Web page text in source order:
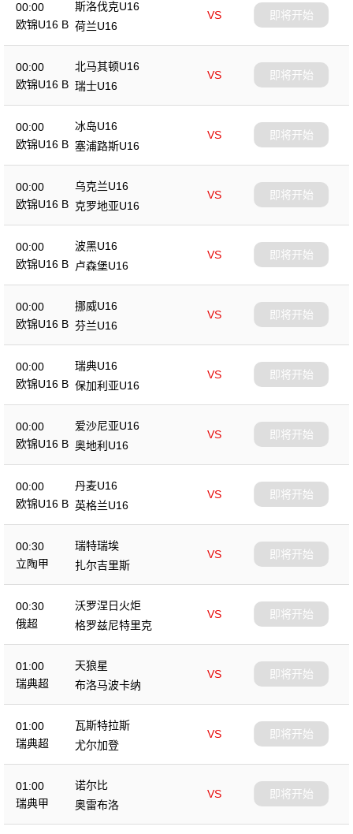
00:00
欧锦U16 B
斯洛伐克U16
VS
荷兰U16
即将开始
00:00
欧锦U16 B
北马其顿U16
VS
瑞士U16
即将开始
00:00
欧锦U16 B
冰岛U16
VS
塞浦路斯U16
即将开始
00:00
欧锦U16 B
乌克兰U16
VS
克罗地亚U16
即将开始
00:00
欧锦U16 B
波黑U16
VS
卢森堡U16
即将开始
00:00
欧锦U16 B
挪威U16
VS
芬兰U16
即将开始
00:00
欧锦U16 B
瑞典U16
VS
保加利亚U16
即将开始
00:00
欧锦U16 B
爱沙尼亚U16
VS
奥地利U16
即将开始
00:00
欧锦U16 B
丹麦U16
VS
英格兰U16
即将开始
00:30
立陶甲
瑞特瑞埃
VS
扎尔吉里斯
即将开始
00:30
俄超
沃罗涅日火炬
VS
格罗兹尼特里克
即将开始
01:00
瑞典超
天狼星
VS
布洛马波卡纳
即将开始
01:00
瑞典超
瓦斯特拉斯
VS
尤尔加登
即将开始
01:00
瑞典甲
诺尔比
VS
奥雷布洛
即将开始